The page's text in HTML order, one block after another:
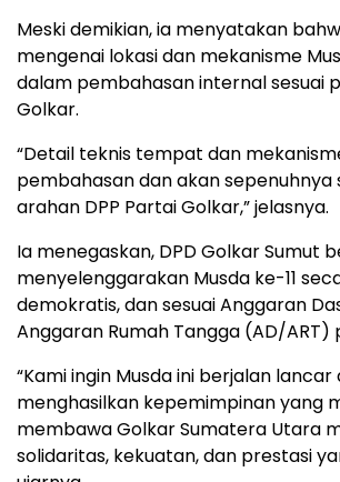
Meski demikian, ia menyatakan
mengenai lokasi dan mekanisme
dalam pembahasan internal sesuai
Golkar.
“Detail teknis tempat dan
pembahasan dan akan sepenuhnya
arahan DPP Partai Golkar,” jelasnya.
Ia menegaskan, DPD Golkar Sumut
menyelenggarakan Musda ke-11
demokratis, dan sesuai Anggaran
Anggaran Rumah Tangga (AD/ART)
“Kami ingin Musda ini berjalan lancar
menghasilkan kepemimpinan yang
membawa Golkar Sumatera Utara
solidaritas, kekuatan, dan prestasi